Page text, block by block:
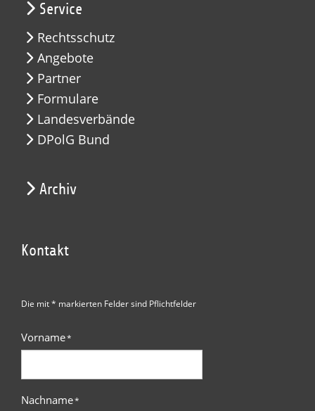
Service
Rechtsschutz
Angebote
Partner
Formulare
Landesverbände
DPolG Bund
Archiv
Kontakt
Die mit * markierten Felder sind Pflichtfelder
Vorname*
Nachname*